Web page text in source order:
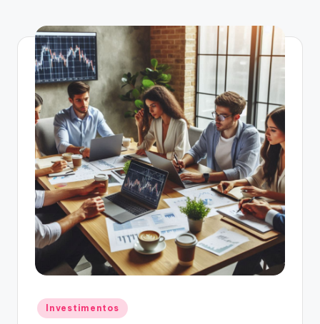
Posted
in
Investimentos